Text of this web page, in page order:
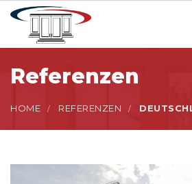
Referenzen
HOME REFERENZEN